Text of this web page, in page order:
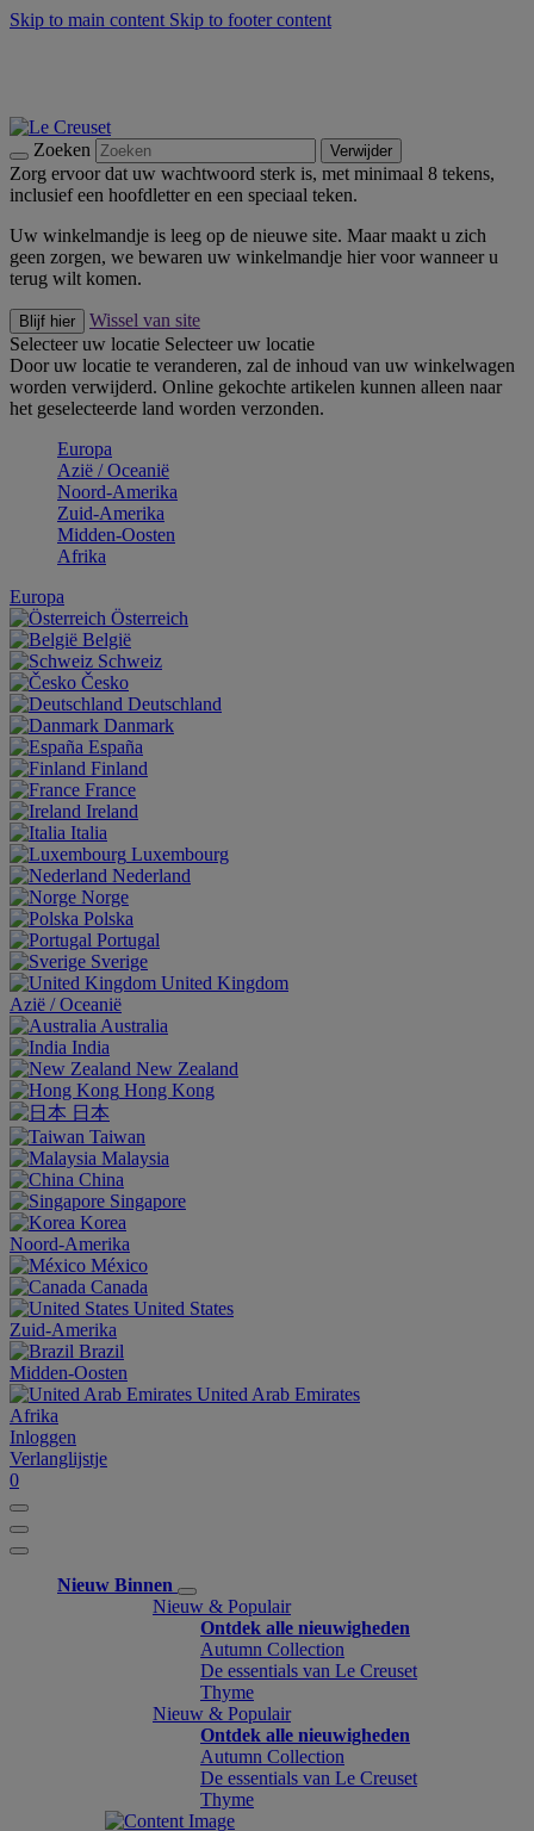
Skip to main content Skip to footer content
Zoeken Verwijder
Zorg ervoor dat uw wachtwoord sterk is, met minimaal 8 tekens,
inclusief een hoofdletter en een speciaal teken.
Uw winkelmandje is leeg op de nieuwe site. Maar maakt u zich
geen zorgen, we bewaren uw winkelmandje hier voor wanneer u
terug wilt komen.
Blijf hier
Wissel van site
Selecteer uw locatie Selecteer uw locatie
Door uw locatie te veranderen, zal de inhoud van uw winkelwagen
worden verwijderd. Online gekochte artikelen kunnen alleen naar
het geselecteerde land worden verzonden.
Europa
Aziё / Oceaniё
Noord-Amerika
Zuid-Amerika
Midden-Oosten
Afrika
Europa
Österreich
België
Schweiz
Česko
Deutschland
Danmark
España
Finland
France
Ireland
Italia
Luxembourg
Nederland
Norge
Polska
Portugal
Sverige
United Kingdom
Aziё / Oceaniё
Australia
India
New Zealand
Hong Kong
日本
Taiwan
Malaysia
China
Singapore
Korea
Noord-Amerika
México
Canada
United States
Zuid-Amerika
Brazil
Midden-Oosten
United Arab Emirates
Afrika
Inloggen
Verlanglijstje
0
Nieuw Binnen
Nieuw & Populair
Ontdek alle nieuwigheden
Autumn Collection
De essentials van Le Creuset
Thyme
Nieuw & Populair
Ontdek alle nieuwigheden
Autumn Collection
De essentials van Le Creuset
Thyme